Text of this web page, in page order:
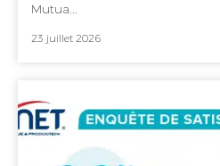
Mutua...
23 juillet 2026